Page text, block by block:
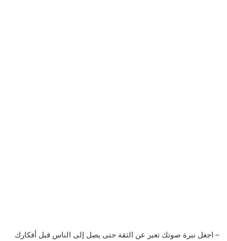
– اجعل نبرة صوتك تعبر عن الثقة حتى يصل إلى الناس قبل أفكارك